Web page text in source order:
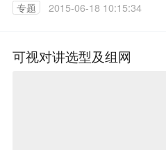
专题 2015-06-18 10:15:34
可视对讲选型及组网